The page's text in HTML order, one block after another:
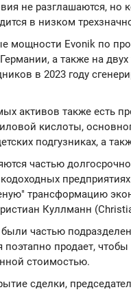
не разглашаются, но
в низком
мощности Evonik по
Германии, а также на
в 2023 году
активов также есть
кислоты,
подгузниках, а
частью
трансформацию
Куллманн
частью
продает,
стоимостью.
сделки,